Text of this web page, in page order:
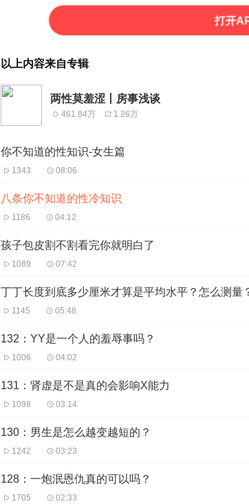
打开
以上内容来自专辑
两性莫羞涩丨房事浅谈
461.84万 1.26万
你不知道的性知识-女生篇
1343 08:06
八条你不知道的性冷知识
1186 04:12
孩子包皮割不割看完你就明白了
1089 07:42
丁丁长度到底多少厘米才算是平均水平？怎么测量
1145 05:48
132：YY是一个人的羞辱事吗？
1006 04:02
131：肾虚是不是真的会影响X能力
1098 03:14
130：男生是怎么越变越短的？
1242 03:23
128：一炮泯恩仇真的可以吗？
1705 02:33